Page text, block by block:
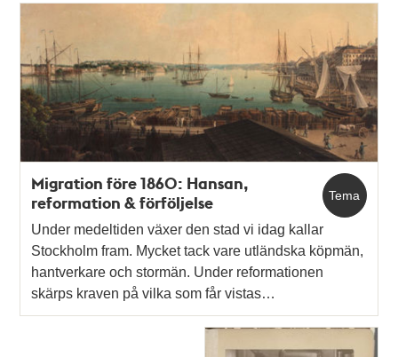
Tema
Migration före 1860: Hansan,
reformation & förföljelse
Under medeltiden växer den stad vi idag kallar
Stockholm fram. Mycket tack vare utländska köpmän,
hantverkare och stormän. Under reformationen
skärps kraven på vilka som får vistas…